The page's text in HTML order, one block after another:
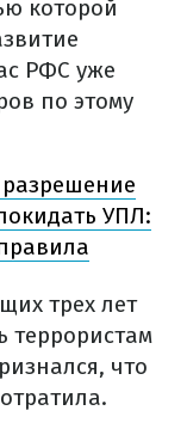
которой
РФС уже
по этому
УПЛ:
трех лет
что